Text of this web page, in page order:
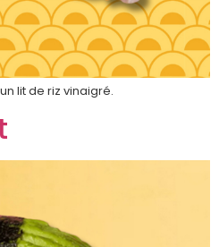
lit de riz vinaigré.